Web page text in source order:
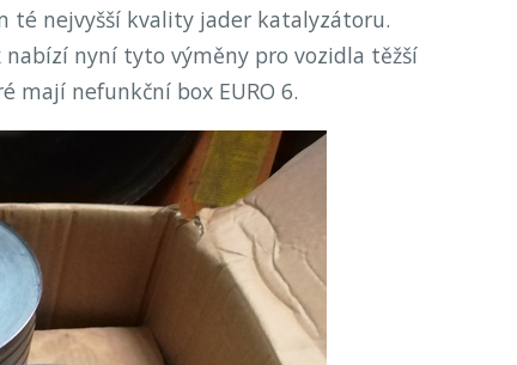
té nejvyšší kvality jader katalyzátoru.
nabízí nyní tyto výměny pro vozidla těžší
mají nefunkční box EURO 6.